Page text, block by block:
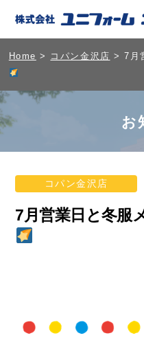
Home > コパン金沢店 > 7月
お
コパン金沢店
7月営業日と冬服